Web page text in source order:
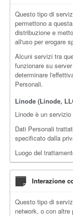
Questo tipo di
permettono a
distribuzione e
all'uso per erogare
Alcuni servizi tra
funzionare su
determinare
Personali.
Linode (Linode,
Linode è un
Dati Personali
specificato dalla
Luogo del
Interazione
Questo tipo di
network, o con